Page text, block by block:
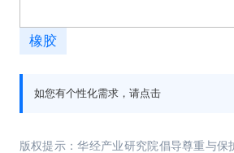
橡胶
如您有个性化需求，请点击
版权提示：华经产业研究院倡导尊重与保